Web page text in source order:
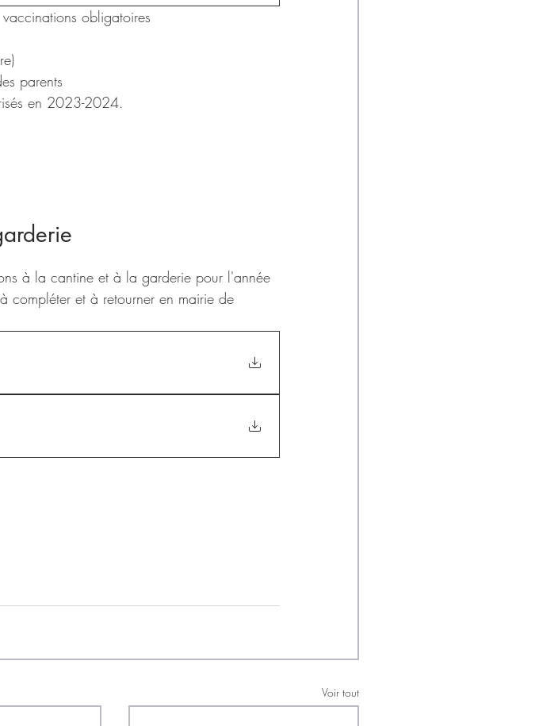
obligatoires
parents
en 2023-2024.
à la cantine et à la garderie pour l'année
et à retourner en mairie de
Voir tout